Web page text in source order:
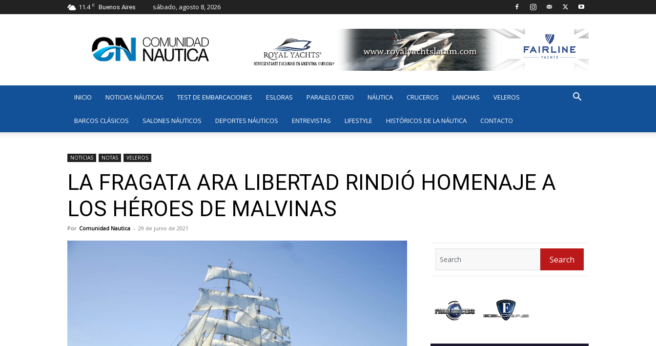
11.4 C Buenos Aires sábado, agosto 8, 2026
Náutica
INICIO NOTICIAS NÁUTICAS TEST DE EMBARCACIONES ESLORAS PARALELO CERO NÁUTICA CRUCEROS LANCHAS VELEROS
BARCOS CLÁSICOS SALONES NÁUTICOS DEPORTES NÁUTICOS ENTREVISTAS LIFESTYLE HISTÓRICOS DE LA NÁUTICA CONTACTO
NOTICIAS NOTAS VELEROS
LA FRAGATA ARA LIBERTAD RINDIÓ HOMENAJE A
LOS HÉROES DE MALVINAS
Por Comunidad Nautica - 29 de junio de 2021
for:
Search